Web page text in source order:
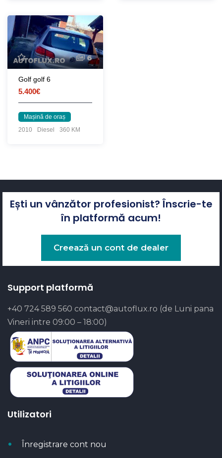
6
Golf golf 6
5.400€
Mașină de oraș
2010
Diesel 360 KM
Ești un vânzător profesionist? Înscrie-te
în platformă acum!
Creează un cont de dealer
Support platformă
+40 724 589 560 contact@autoflux.ro (de Luni pana
Vineri intre 09:00 – 18:00)
Utilizatori
Înregistrare cont nou